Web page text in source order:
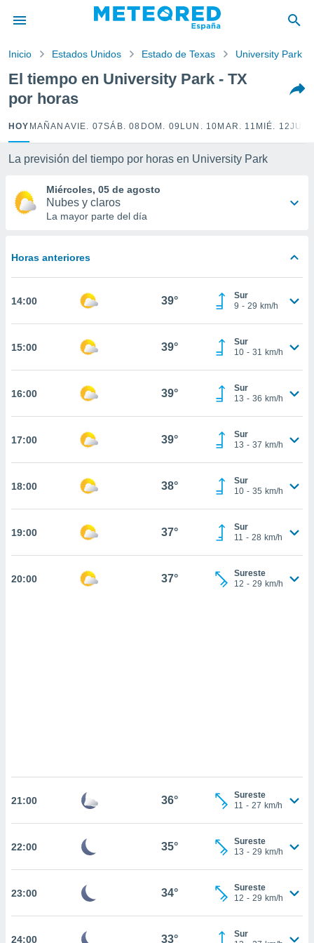
por
para
la
calidad.
a este
las
y
forma
basada
permite
coste.
botón
a la
todas
ya sean
nos
en
perfil
y
de
En
CONTINUAR
Inicio Estados Unidos Estado de Texas University Park
El tiempo en University Park - TX
por horas
HOY MAÑANAVIE. 07SÁB. 08 DOM. 09 LUN. 10 MAR. 11 MIÉ. 12JUE.
La previsión del tiempo por horas en University Park
Miércoles, 05 de agosto
Nubes y claros
La mayor parte del día
Horas anteriores
14:00 39°
Sur
9 - 29 km/h
15:00 39°
Sur
10 - 31 km/h
16:00 39°
Sur
13 - 36 km/h
17:00 39°
Sur
13 - 37 km/h
18:00 38°
Sur
10 - 35 km/h
19:00 37°
Sur
11 - 28 km/h
20:00 37°
Sureste
12 - 29 km/h
21:00 36°
Sureste
11 - 27 km/h
22:00 35°
Sureste
13 - 29 km/h
23:00 34°
Sureste
12 - 29 km/h
24:00 33°
Sur